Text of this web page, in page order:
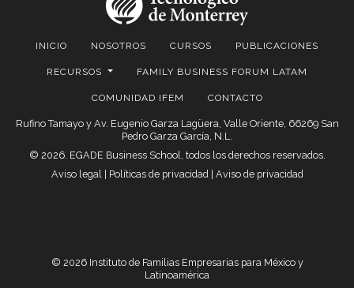
INICIO NOSOTROS CURSOS PUBLICACIONES
RECURSOS FAMILY BUSINESS FORUM LATAM
COMUNIDAD IFEM CONTACTO
Rufino Tamayo y Av. Eugenio Garza Lagüera, Valle Oriente, 66269 San
Pedro Garza García, N.L.
© 2026. EGADE Business School, todos los derechos reservados.
Aviso legal | Políticas de privacidad | Aviso de privacidad
© 2026 Instituto de Familias Empresarias para México y
Latinoamérica